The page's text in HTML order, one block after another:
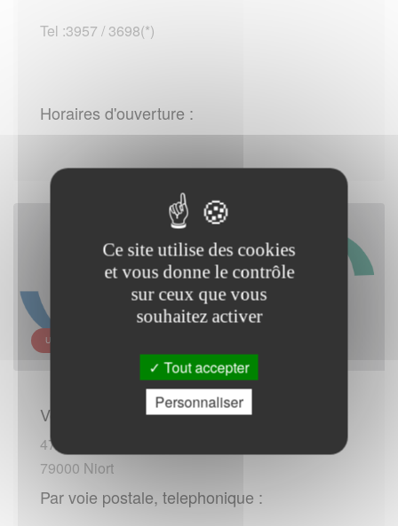
Tel :3957 / 3698(*)
Horaires d'ouverture :
URSSAF POITOU-CHARENTES - SITE DE NIORT
Vous rendre sur place :
477 avenue de Limoges
79000 Niort
Par voie postale, telephonique :
Ce site utilise des cookies
et vous donne le contrôle
sur ceux que vous
souhaitez activer
Tout accepter
Personnaliser